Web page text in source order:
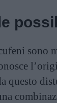
sono
questo